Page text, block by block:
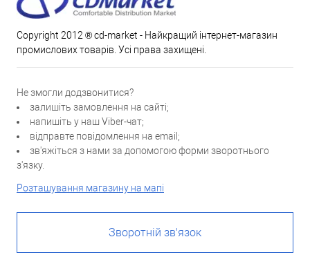
Copyright 2012 ® cd-market - Найкращий інтернет-магазин
промислових товарів. Усі права захищені.
Не змогли додзвонитися?
залишіть замовлення на сайті;
напишіть у наш Viber-чат;
відправте повідомлення на email;
зв'яжіться з нами за допомогою форми зворотнього
з'язку.
Розташування магазину на мапі
Зворотній зв'язок